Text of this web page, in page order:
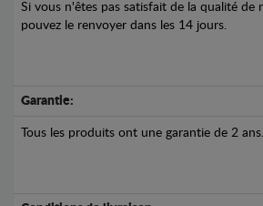
Si vous n'êtes pas satisfait de la qualité de
pouvez le renvoyer dans les 14 jours.
Garantie:
Tous les produits ont une garantie de 2 ans.